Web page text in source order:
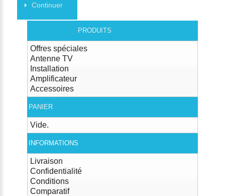
Continuer
PRODUITS
Offres spéciales
Antenne TV
Installation
Amplificateur
Accessoires
PANIER
Vide.
INFORMATIONS
Livraison
Confidentialité
Conditions
Comparatif